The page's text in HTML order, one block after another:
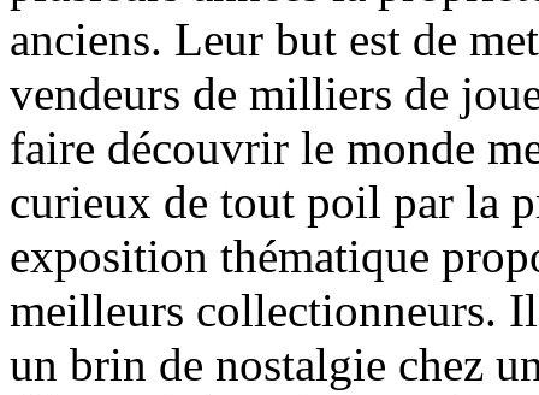
anciens. Leur but est de
vendeurs de milliers de
faire découvrir le monde
curieux de tout poil par la
exposition thématique
meilleurs collectionneurs.
un brin de nostalgie chez